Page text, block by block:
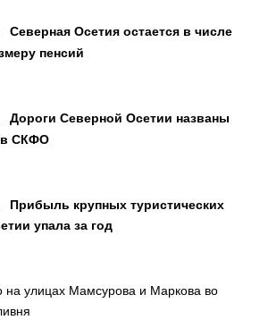
Северная Осетия остается в числе
пенсий
Дороги Северной Осетии названы
в СКФО
Прибыль крупных туристических
упала за год
на улицах Мамсурова и Маркова во